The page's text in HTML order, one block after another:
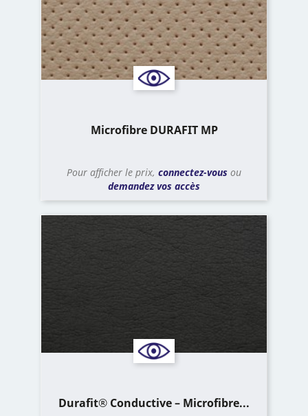
Microfibre DURAFIT MP
Pour afficher le prix, connectez-vous ou
demandez vos accès
Durafit® Conductive – Microfibre...